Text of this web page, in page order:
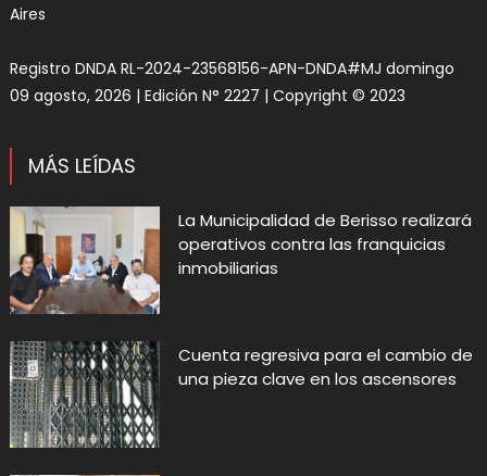
Aires
Registro DNDA RL-2024-23568156-APN-DNDA#MJ domingo
09 agosto, 2026 | Edición N° 2227 | Copyright © 2023
MÁS LEÍDAS
La Municipalidad de Berisso realizará
operativos contra las franquicias
inmobiliarias
Cuenta regresiva para el cambio de
una pieza clave en los ascensores